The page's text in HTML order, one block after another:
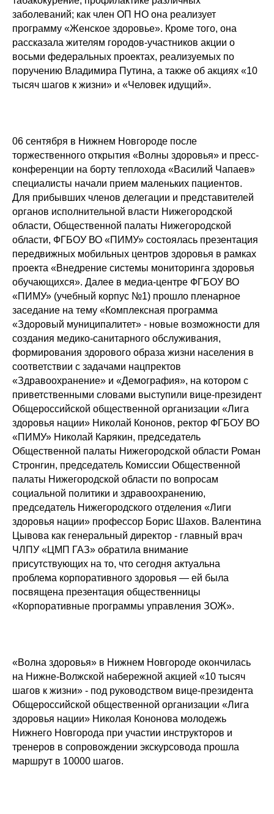
заболеваний; как член ОП НО она реализует
программу «Женское здоровье». Кроме того, она
рассказала жителям городов-участников акции о
восьми федеральных проектах, реализуемых по
поручению Владимира Путина, а также об акциях «10
тысяч шагов к жизни» и «Человек идущий».
06 сентября в Нижнем Новгороде после
торжественного открытия «Волны здоровья» и пресс-
конференции на борту теплохода «Василий Чапаев»
специалисты начали прием маленьких пациентов.
Для прибывших членов делегации и представителей
органов исполнительной власти Нижегородской
области, Общественной палаты Нижегородской
области, ФГБОУ ВО «ПИМУ» состоялась презентация
передвижных мобильных центров здоровья в рамках
проекта «Внедрение системы мониторинга здоровья
обучающихся». Далее в медиа-центре ФГБОУ ВО
«ПИМУ» (учебный корпус №1) прошло пленарное
заседание на тему «Комплексная программа
«Здоровый муниципалитет» - новые возможности для
создания медико-санитарного обслуживания,
формирования здорового образа жизни населения в
соответствии с задачами нацпректов
«Здравоохранение» и «Демография», на котором с
приветственными словами выступили вице-президент
Общероссийской общественной организации «Лига
здоровья нации» Николай Кононов, ректор ФГБОУ ВО
«ПИМУ» Николай Карякин, председатель
Общественной палаты Нижегородской области Роман
Стронгин, председатель Комиссии Общественной
палаты Нижегородской области по вопросам
социальной политики и здравоохранению,
председатель Нижегородского отделения «Лиги
здоровья нации» профессор Борис Шахов. Валентина
Цывова как генеральный директор - главный врач
ЧЛПУ «ЦМП ГАЗ» обратила внимание
присутствующих на то, что сегодня актуальна
проблема корпоративного здоровья — ей была
посвящена презентация общественницы
«Корпоративные программы управления ЗОЖ».
«Волна здоровья» в Нижнем Новгороде окончилась
на Нижне-Волжской набережной акцией «10 тысяч
шагов к жизни» - под руководством вице-президента
Общероссийской общественной организации «Лига
здоровья нации» Николая Кононова молодежь
Нижнего Новгорода при участии инструкторов и
тренеров в сопровождении экскурсовода прошла
маршрут в 10000 шагов.